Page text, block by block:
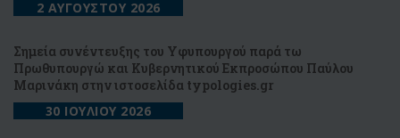
2 ΑΥΓΟΥΣΤΟΥ 2026
Σημεία συνέντευξης του Υφυπουργού παρά τω
Πρωθυπουργώ και Κυβερνητικού Εκπροσώπου Παύλου
Μαρινάκη στην ιστοσελίδα typologies.gr
30 ΙΟΥΛΙΟΥ 2026